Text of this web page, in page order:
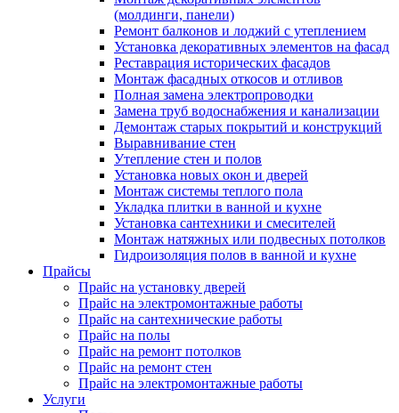
(молдинги, панели)
Ремонт балконов и лоджий с утеплением
Установка декоративных элементов на фасад
Реставрация исторических фасадов
Монтаж фасадных откосов и отливов
Полная замена электропроводки
Замена труб водоснабжения и канализации
Демонтаж старых покрытий и конструкций
Выравнивание стен
Утепление стен и полов
Установка новых окон и дверей
Монтаж системы теплого пола
Укладка плитки в ванной и кухне
Установка сантехники и смесителей
Монтаж натяжных или подвесных потолков
Гидроизоляция полов в ванной и кухне
Прайсы
Прайс на установку дверей
Прайс на электромонтажные работы
Прайс на сантехнические работы
Прайс на полы
Прайс на ремонт потолков
Прайс на ремонт стен
Прайс на электромонтажные работы
Услуги